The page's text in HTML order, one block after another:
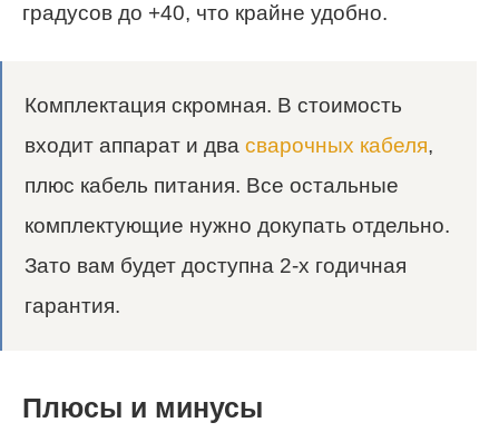
градусов до +40, что крайне удобно.
Комплектация скромная. В стоимость
входит аппарат и два сварочных кабеля,
плюс кабель питания. Все остальные
комплектующие нужно докупать отдельно.
Зато вам будет доступна 2-х годичная
гарантия.
Плюсы и минусы